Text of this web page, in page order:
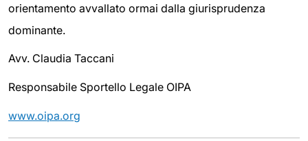
orientamento avvallato ormai dalla giurisprudenza
dominante.
Avv. Claudia Taccani
Responsabile Sportello Legale OIPA
www.oipa.org